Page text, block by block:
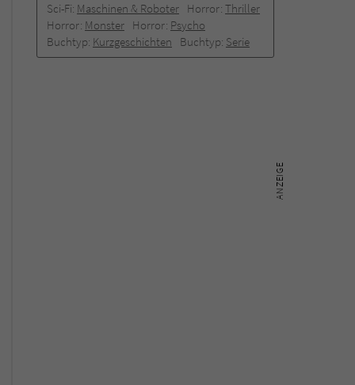
Sci-Fi: Maschinen & Roboter Horror: Thriller
Horror: Monster Horror: Psycho
Buchtyp: Kurzgeschichten Buchtyp: Serie